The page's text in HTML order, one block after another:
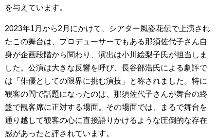
を与えています。
2023年1月から2月にかけて、シアター風姿花伝で上演され
たこの舞台は、プロデューサーでもある那須佐代子さん自
身が企画段階から関わり、演出は小川絵梨子氏が担当しま
した。公演は大きな反響を呼び、長谷部浩氏による劇評で
は「俳優としての限界に挑む演技」と称されました。特に
観客の間で話題になったのは、那須佐代子さんが舞台の終
盤で観客席に正対する場面。その場面では、まるで舞台を
通り越して観客の心に直接語りかけるような圧倒的な存在
感があったと評されています。